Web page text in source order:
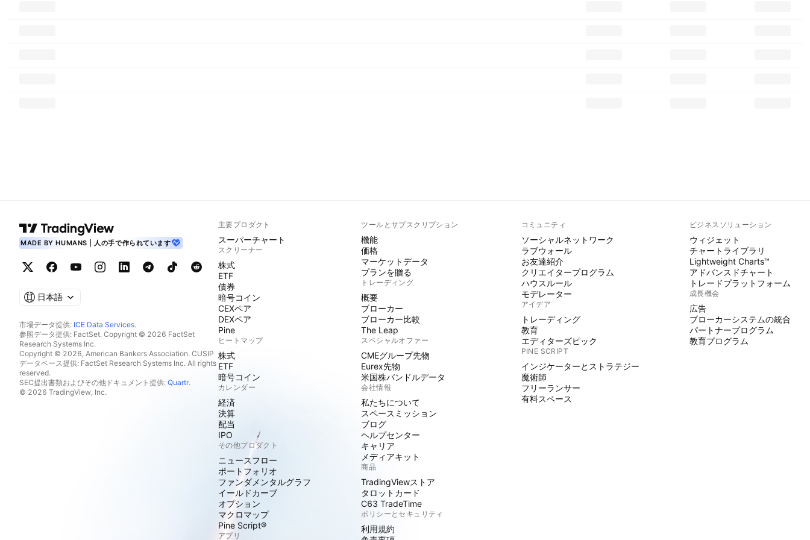
MADE BY HUMANS | 人の手で作られています
日本語
市場データ提供: ICE Data Services.
参照データ提供: FactSet. Copyright © 2026 FactSet
Research Systems Inc.
Copyright © 2026, American Bankers Association. CUSIP
データベース提供: FactSet Research Systems Inc. All rights
reserved.
SEC提出書類およびその他ドキュメント提供: Quartr.
© 2026 TradingView, Inc.
主要プロダクト
スーパーチャート
スクリーナー
株式
ETF
債券
暗号コイン
CEXペア
DEXペア
Pine
ヒートマップ
株式
ETF
暗号コイン
カレンダー
経済
決算
配当
IPO
その他プロダクト
ニュースフロー
ポートフォリオ
ファンダメンタルグラフ
イールドカーブ
オプション
マクロマップ
Pine Script®
アプリ
ツールとサブスクリプション
機能
価格
マーケットデータ
プランを贈る
トレーディング
概要
ブローカー
ブローカー比較
The Leap
スペシャルオファー
CMEグループ先物
Eurex先物
米国株バンドルデータ
会社情報
私たちについて
スペースミッション
ブログ
ヘルプセンター
キャリア
メディアキット
商品
TradingViewストア
タロットカード
C63 TradeTime
ポリシーとセキュリティ
利用規約
コミュニティ
ソーシャルネットワーク
ラブウォール
お友達紹介
クリエイタープログラム
ハウスルール
モデレーター
アイデア
トレーディング
教育
エディターズピック
PINE SCRIPT
インジケーターとストラテジー
魔術師
フリーランサー
有料スペース
ビジネスソリューション
ウィジェット
チャートライブラリ
Lightweight Charts™
アドバンスドチャート
トレードプラットフォーム
成長機会
広告
ブローカーシステムの統合
パートナープログラム
教育プログラム